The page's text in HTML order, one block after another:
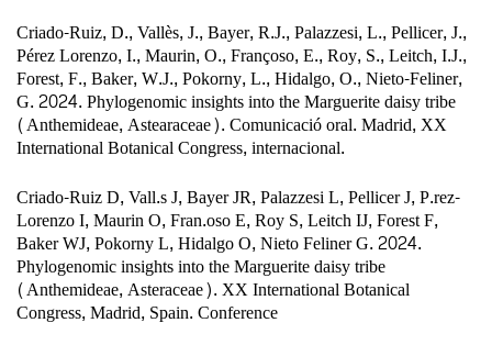
Criado-Ruiz, D., Vallès, J., Bayer, R.J., Palazzesi, L., Pellicer, J.,
Pérez Lorenzo, I., Maurin, O., Françoso, E., Roy, S., Leitch, I.J.,
Forest, F., Baker, W.J., Pokorny, L., Hidalgo, O., Nieto-Feliner,
G. 2024. Phylogenomic insights into the Marguerite daisy tribe
(Anthemideae, Astearaceae). Comunicació oral. Madrid, XX
International Botanical Congress, internacional.
Criado-Ruiz D, Vall.s J, Bayer JR, Palazzesi L, Pellicer J, P.rez-
Lorenzo I, Maurin O, Fran.oso E, Roy S, Leitch IJ, Forest F,
Baker WJ, Pokorny L, Hidalgo O, Nieto Feliner G. 2024.
Phylogenomic insights into the Marguerite daisy tribe
(Anthemideae, Asteraceae). XX International Botanical
Congress, Madrid, Spain. Conference